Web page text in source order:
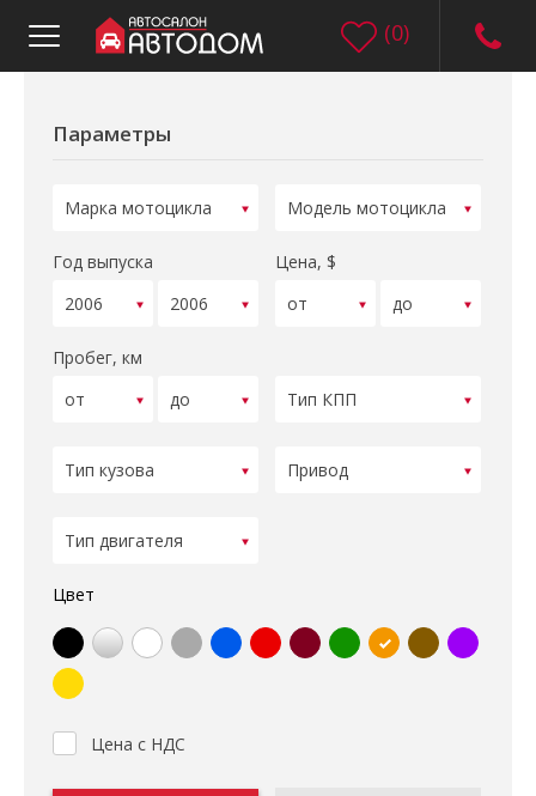
(0)
Параметры
Год выпуска Цена, $
Пробег, км
Цвет
Цена с НДС